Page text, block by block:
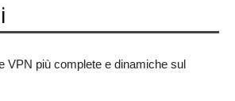
VPN più complete e dinamiche sul